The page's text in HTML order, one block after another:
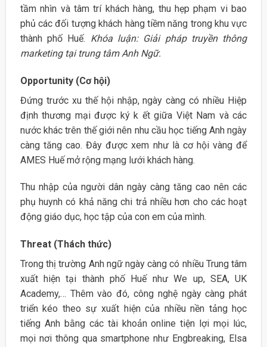
tầm nhìn và tâm trí khách hàng, thu hẹp phạm vi bao
phủ các đối tượng khách hàng tiềm năng trong khu vực
thành phố Huế. Khóa luận: Giải pháp truyền thông
marketing tại trung tâm Anh Ngữ.
Opportunity (Cơ hội)
Đứng trước xu thế hội nhập, ngày càng có nhiều Hiệp
định thương mại được ký k ết giữa Việt Nam và các
nước khác trên thế giới nên nhu cầu học tiếng Anh ngày
càng tăng cao. Đây được xem như là cơ hội vàng để
AMES Huế mở rộng mạng lưới khách hàng.
Thu nhập của người dân ngày càng tăng cao nên các
phụ huynh có khả năng chi trả nhiều hơn cho các hoạt
động giáo dục, học tập của con em của mình.
Threat (Thách thức)
Trong thị trường Anh ngữ ngày càng có nhiều Trung tâm
xuất hiện tại thành phố Huế như We up, SEA, UK
Academy,… Thêm vào đó, công nghệ ngày càng phát
triển kéo theo sự xuất hiện của nhiều nền tảng học
tiếng Anh bằng các tài khoản online tiện lợi mọi lúc,
mọi nơi thông qua smartphone như Engbreaking, Elsa